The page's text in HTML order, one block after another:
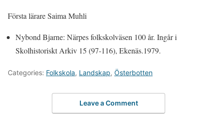
Första lärare Saima Muhli
Nybond Bjarne: Närpes folkskolväsen 100 år. Ingår i
Skolhistoriskt Arkiv 15 (97-116), Ekenäs.1979.
Categories: Folkskola, Landskap, Österbotten
Leave a Comment